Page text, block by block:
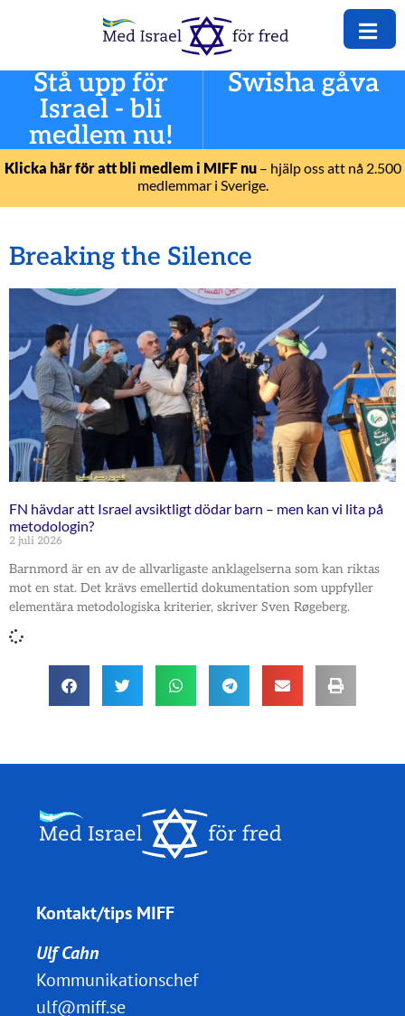
Stå upp för
Israel - bli
medlem nu!
Swisha gåva
Klicka här för att bli medlem i MIFF nu– hjälp oss att nå 2.500
medlemmar i Sverige.
Breaking the Silence
FN hävdar att Israel avsiktligt dödar barn – men kan vi lita på
metodologin?
2 juli 2026
Barnmord är en av de allvarligaste anklagelserna som kan riktas
mot en stat. Det krävs emellertid dokumentation som uppfyller
elementära metodologiska kriterier, skriver Sven Røgeberg.
Kontakt/tips MIFF
Ulf Cahn
Kommunikationschef
ulf@miff.se